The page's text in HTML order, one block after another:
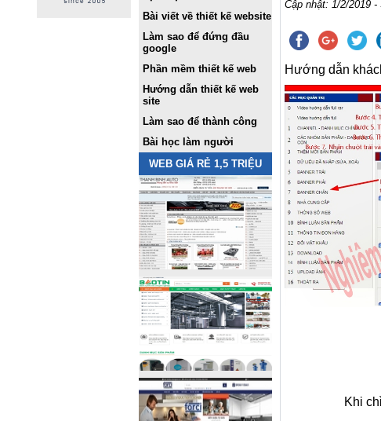
Bài viết về thiết kế website
Làm sao để đứng đầu
google
Phần mềm thiết kế web
Hướng dẫn thiết kế web
site
Làm sao để thành công
Bài học làm người
WEB GIÁ RẺ 1,5 TRIỆU
Cập nhật: 1/2/2019
Hướng dẫn
Khi